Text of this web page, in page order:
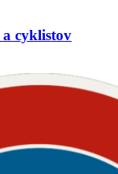
a cyklistov